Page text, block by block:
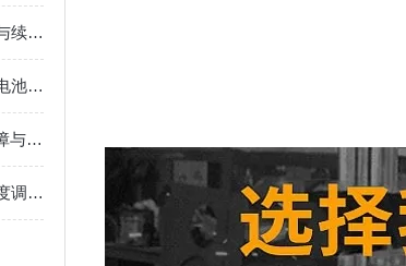
手提式防爆探照灯的电池管理与续航能力优化
消防应急抢修灯的日常保养、电池维护与现场操作规范
海洋王LED防爆泛光灯常见故障与维护保养建议
多功能移动照明装置的灯头角度调节与聚泛光切换技巧